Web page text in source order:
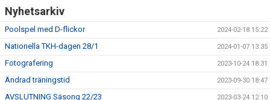
Nyhetsarkiv
Poolspel med D-flickor 2024-02-18 15:22
Nationella TKH-dagen 28/1 2024-01-07 13:35
Fotografering 2023-10-24 18:31
Ändrad träningstid 2023-09-30 18:47
AVSLUTNING Säsong 22/23 2023-03-24 12:10